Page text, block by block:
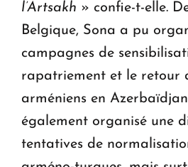
l’Artsakh » confie-t-elle.
Belgique, Sona a pu
campagnes de
rapatriement et le retour
arméniens en
également organisé une
tentatives de